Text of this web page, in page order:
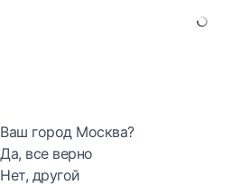
Ваш город Москва?
Да, все верно
Нет, другой